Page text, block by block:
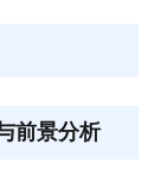
前景分析